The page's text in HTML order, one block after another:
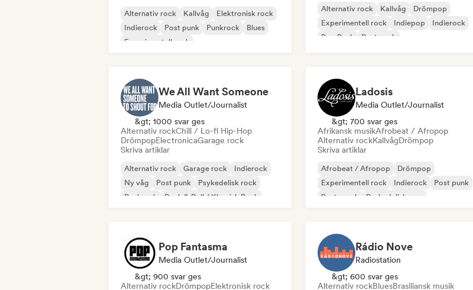
Alternativ rock Kallvåg
Elektronisk rock
Indierock
Post punk Punkrock
Blues
Experimentell rock
Alternativ rock Kallvåg
Drömpop
Experimentell rock
Indiepop
Indierock
Pop Punk
Post punk
We All Want Someone
Media Outlet/Journalist
&gt; 1000 svar ges
Alternativ rockChill / Lo-fi Hip-Hop
DrömpopElectronicaGarage rock
Skriva artiklar
Alternativ rock Garage rock
Indierock
Ny våg
Post punk
Psykedelisk rock
Punkrock
Rock & Roll / Klassisk Rock
Ladosis
Media Outlet/Journalist
&gt; 700 svar ges
Afrikansk musikAfrobeat / Afropop
Alternativ rockKallvågDrömpop
Skriva artiklar
Afrobeat / Afropop
Drömpop
Experimentell rock
Indierock
Post punk
Posta rock
Psykedelisk pop
Pop Fantasma
Media Outlet/Journalist
&gt; 900 svar ges
Alternativ rockDrömpopElektronisk rock
Rádio Nove
Radiostation
&gt; 600 svar ges
Alternativ rockBluesBrasiliansk musik